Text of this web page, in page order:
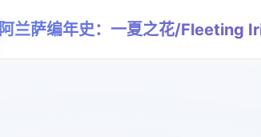
阿兰萨编年史：一夏之花/Fleeting